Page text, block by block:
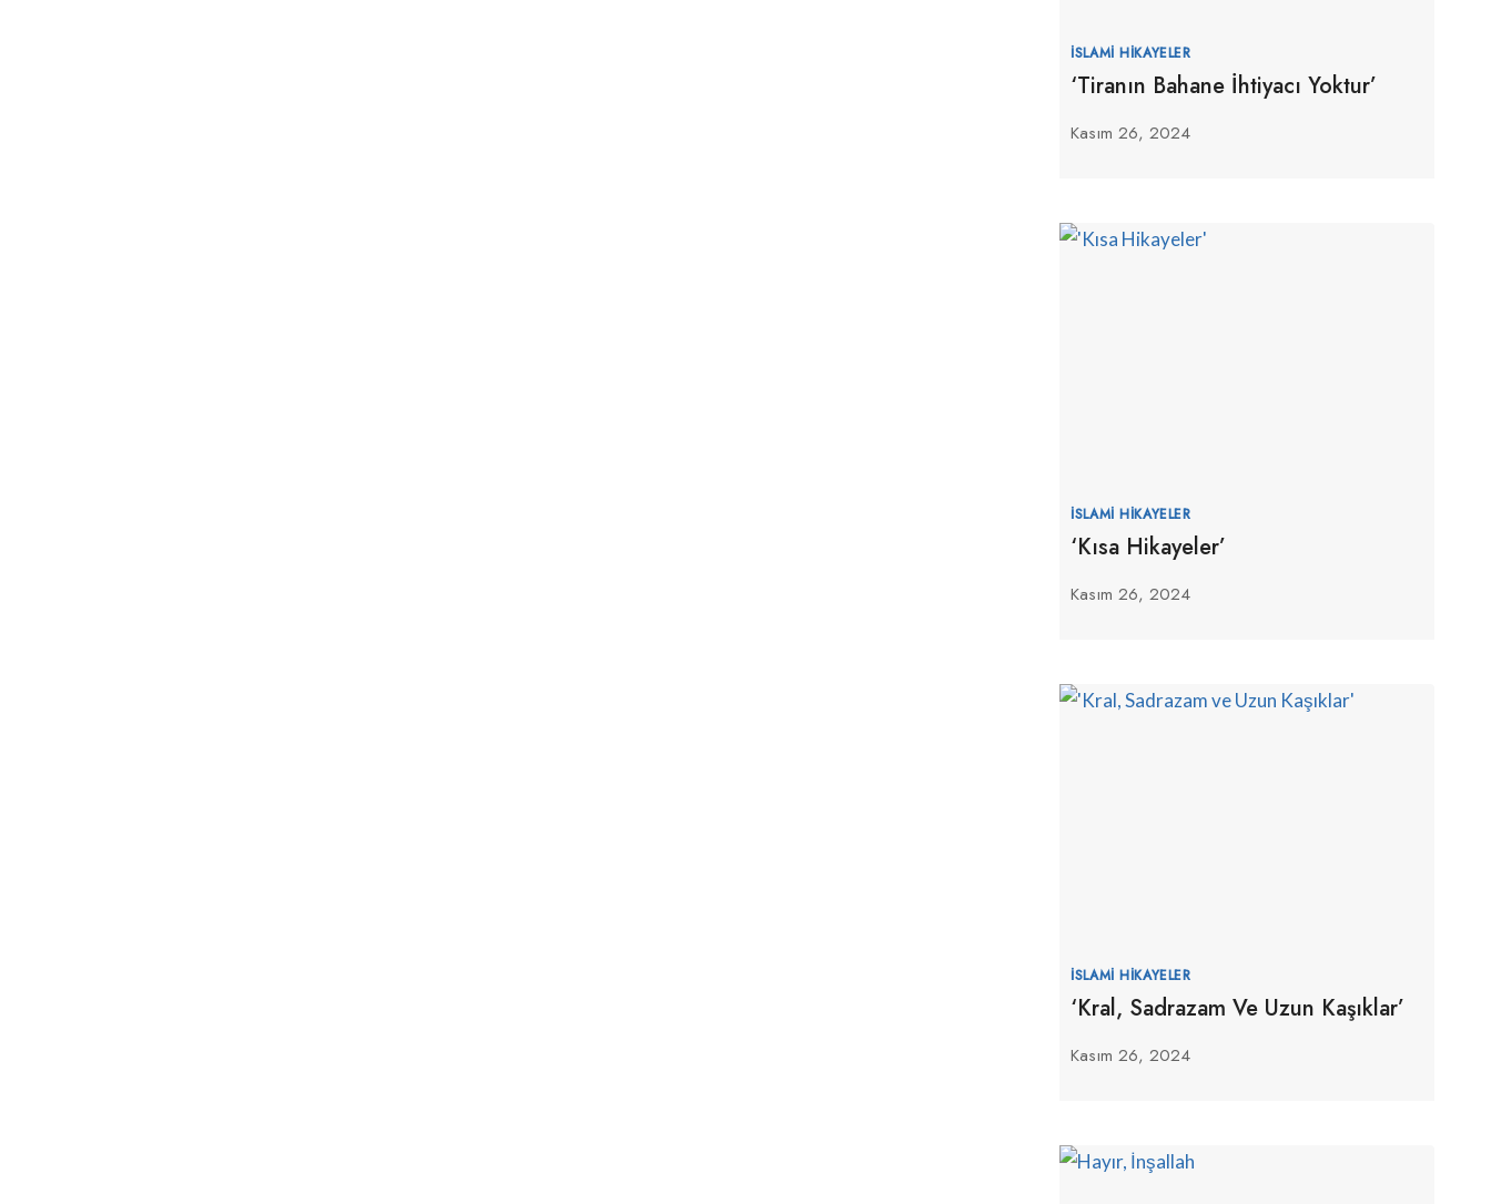
İSLAMI HIKAYELER
‘Tiranın Bahane İhtiyacı Yoktur’
Kasım 26, 2024
İSLAMI HIKAYELER
‘Kısa Hikayeler’
Kasım 26, 2024
İSLAMI HIKAYELER
‘Kral, Sadrazam Ve Uzun Kaşıklar’
Kasım 26, 2024